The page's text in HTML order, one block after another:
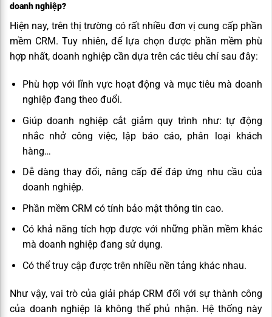
doanh nghiệp?
Hiện nay, trên thị trường có rất nhiều đơn vị cung cấp phần
mềm CRM. Tuy nhiên, để lựa chọn được phần mềm phù
hợp nhất, doanh nghiệp cần dựa trên các tiêu chí sau đây:
Phù hợp với lĩnh vực hoạt động và mục tiêu mà doanh
nghiệp đang theo đuổi.
Giúp doanh nghiệp cắt giảm quy trình như: tự động
nhắc nhở công việc, lập báo cáo, phân loại khách
hàng…
Dễ dàng thay đổi, nâng cấp để đáp ứng nhu cầu của
doanh nghiệp.
Phần mềm CRM có tính bảo mật thông tin cao.
Có khả năng tích hợp được với những phần mềm khác
mà doanh nghiệp đang sử dụng.
Có thể truy cập được trên nhiều nền tảng khác nhau.
Như vậy, vai trò của giải pháp CRM đối với sự thành công
của doanh nghiệp là không thể phủ nhận. Hệ thống này